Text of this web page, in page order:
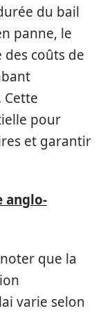
du bail
panne, le
des coûts de
pour
et garantir
anglo-
que la
varie selon